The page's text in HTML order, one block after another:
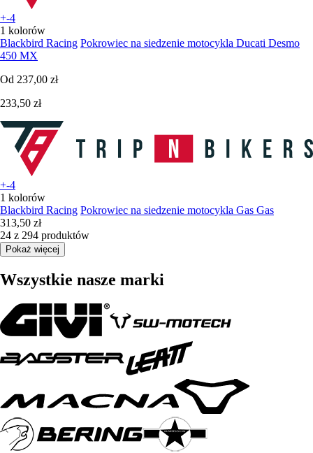
+-4
1 kolorów
Blackbird Racing Pokrowiec na siedzenie motocykla Ducati Desmo
450 MX
Od 237,00 zł
233,50 zł
+-4
1 kolorów
Blackbird Racing Pokrowiec na siedzenie motocykla Gas Gas
313,50 zł
24 z 294 produktów
Pokaż więcej
Wszystkie nasze marki